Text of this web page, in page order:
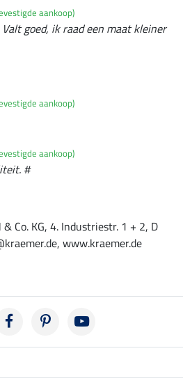
aankoop)
goed, ik raad een maat kleiner
aankoop)
aankoop)
#
Co. KG, 4. Industriestr. 1 + 2, D
www.kraemer.de